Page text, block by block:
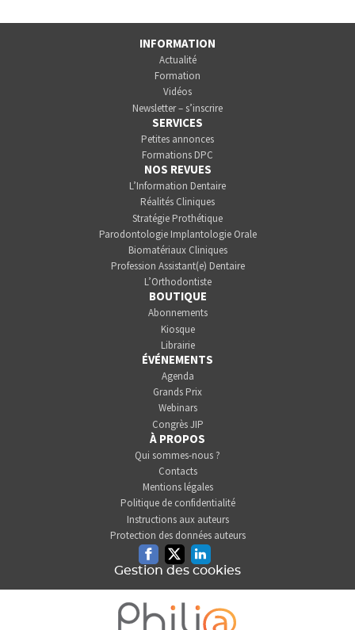
INFORMATION
Actualité
Formation
Vidéos
Newsletter – s’inscrire
SERVICES
Petites annonces
Formations DPC
NOS REVUES
L’Information Dentaire
Réalités Cliniques
Stratégie Prothétique
Parodontologie Implantologie Orale
Biomatériaux Cliniques
Profession Assistant(e) Dentaire
L’Orthodontiste
BOUTIQUE
Abonnements
Kiosque
Librairie
ÉVÉNEMENTS
Agenda
Grands Prix
Webinars
Congrès JIP
À PROPOS
Qui sommes-nous ?
Contacts
Mentions légales
Politique de confidentialité
Instructions aux auteurs
Protection des données auteurs
FacebookTwitterLinkedin
Gestion des cookies